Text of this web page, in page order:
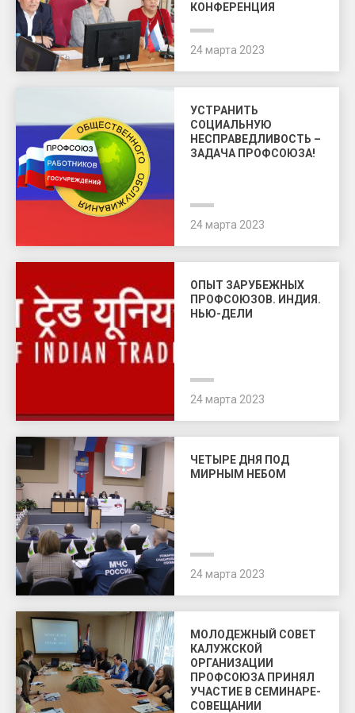
КОНФЕРЕНЦИЯ
24 марта 2023
УСТРАНИТЬ
СОЦИАЛЬНУЮ
НЕСПРАВЕДЛИВОСТЬ –
ЗАДАЧА ПРОФСОЮЗА!
24 марта 2023
ОПЫТ ЗАРУБЕЖНЫХ
ПРОФСОЮЗОВ. ИНДИЯ.
НЬЮ-ДЕЛИ
24 марта 2023
ЧЕТЫРЕ ДНЯ ПОД
МИРНЫМ НЕБОМ
24 марта 2023
МОЛОДЕЖНЫЙ СОВЕТ
КАЛУЖСКОЙ
ОРГАНИЗАЦИИ
ПРОФСОЮЗА ПРИНЯЛ
УЧАСТИЕ В СЕМИНАРЕ-
СОВЕЩАНИИ